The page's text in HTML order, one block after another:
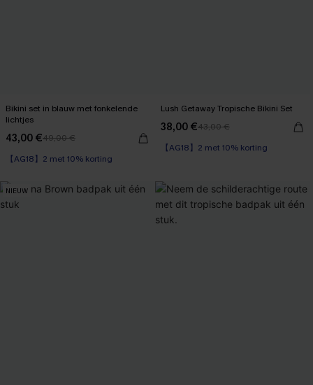
Bikini set in blauw met fonkelende
lichtjes
43,00 €49,00 €
【AG18】2 met 10% korting
Lush Getaway Tropische Bikini Set
38,00 €43,00 €
【AG18】2 met 10% korting
High Waist
NIEUW